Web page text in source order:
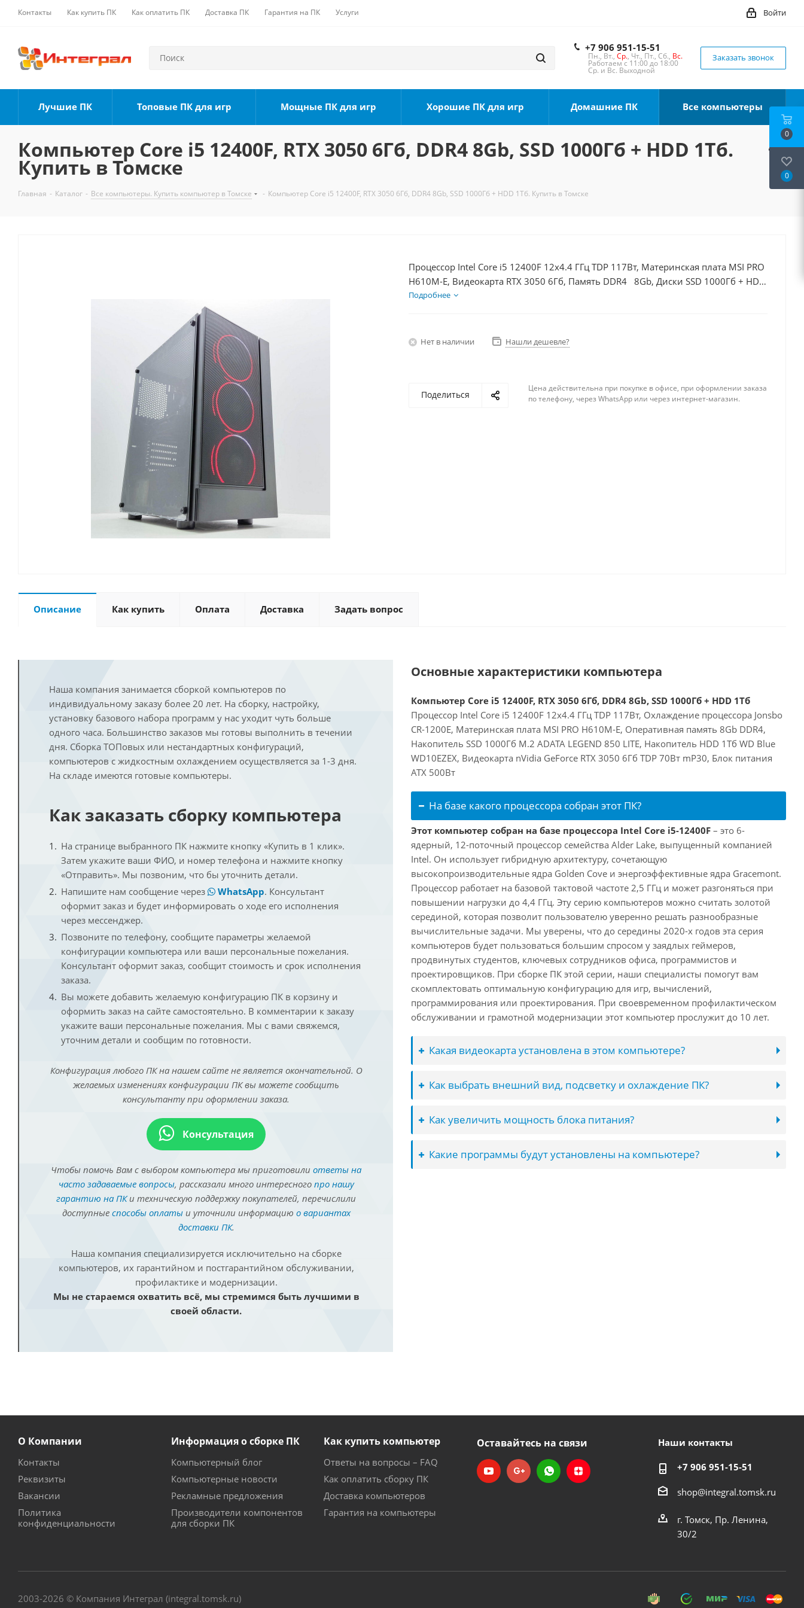
Контакты Как купить ПК Как оплатить ПК Доставка ПК Гарантия на ПК Услуги Войти
+7 906 951-15-51
Пн., Вт., Ср., Чт., Пт., Сб., Вс.
Работаем с 11:00 до 18:00
Ср. и Вс. Выходной
Заказать звонок
Лучшие ПК Топовые ПК для игр Мощные ПК для игр Хорошие ПК для игр Домашние ПК Все компьютеры
Компьютер Core i5 12400F, RTX 3050 6Гб, DDR4 8Gb, SSD 1000Гб + HDD 1Тб.
Купить в Томске
Главная - Каталог - Все компьютеры. Купить компьютер в Томске - Компьютер Core i5 12400F, RTX 3050 6Гб, DDR4 8Gb, SSD 1000Гб + HDD 1Тб. Купить в Томске
Процессор Intel Core i5 12400F 12x4.4 ГГц TDP 117Вт, Материнская плата MSI PRO
H610M-E, Видеокарта RTX 3050 6Гб, Память DDR4 8Gb, Диски SSD 1000Гб + HDD
1Тб, БП 500Вт
Подробнее
Нет в наличии Нашли дешевле?
Поделиться
Цена действительна при покупке в офисе, при оформлении заказа
по телефону, через WhatsApp или через интернет-магазин.
Описание Как купить Оплата Доставка Задать вопрос
Наша компания занимается сборкой компьютеров по
индивидуальному заказу более 20 лет. На сборку, настройку,
установку базового набора программ у нас уходит чуть больше
одного часа. Большинство заказов мы готовы выполнить в течении
дня. Сборка ТОПовых или нестандартных конфигураций,
компьютеров с жидкостным охлаждением осуществляется за 1-3 дня.
На складе имеются готовые компьютеры.
Как заказать сборку компьютера
На странице выбранного ПК нажмите кнопку «Купить в 1 клик».
Затем укажите ваши ФИО, и номер телефона и нажмите кнопку
«Отправить». Мы позвоним, что бы уточнить детали.
Напишите нам сообщение через
WhatsApp. Консультант
оформит заказ и будет информировать о ходе его исполнения
через мессенджер.
Позвоните по телефону, сообщите параметры желаемой
конфигурации компьютера или ваши персональные пожелания.
Консультант оформит заказ, сообщит стоимость и срок исполнения
заказа.
Вы можете добавить желаемую конфигурацию ПК в корзину и
оформить заказ на сайте самостоятельно. В комментарии к заказу
укажите ваши персональные пожелания. Мы с вами свяжемся,
уточним детали и сообщим по готовности.
Конфигурация любого ПК на нашем сайте не является окончательной. О
желаемых изменениях конфигурации ПК вы можете сообщить
консультанту при оформлении заказа.
Консультация
Чтобы помочь Вам с выбором компьютера мы приготовили ответы на
часто задаваемые вопросы, рассказали много интересного про нашу
гарантию на ПКи техническую поддержку покупателей, перечислили
доступные способы оплатыи уточнили информацию о вариантах
доставки ПК.
Наша компания специализируется исключительно на сборке
компьютеров, их гарантийном и постгарантийном обслуживании,
профилактике и модернизации.
Мы не стараемся охватить всё, мы стремимся быть лучшими в
своей области.
Основные характеристики компьютера
Компьютер Core i5 12400F, RTX 3050 6Гб, DDR4 8Gb, SSD 1000Гб + HDD 1Тб
Процессор Intel Core i5 12400F 12x4.4 ГГц TDP 117Вт, Охлаждение процессора Jonsbo
CR-1200E, Материнская плата MSI PRO H610M-E, Оперативная память 8Gb DDR4,
Накопитель SSD 1000Гб M.2 ADATA LEGEND 850 LITE, Накопитель HDD 1Тб WD Blue
WD10EZEX, Видеокарта nVidia GeForce RTX 3050 6Гб TDP 70Вт mP30, Блок питания
ATX 500Вт
На базе какого процессора собран этот ПК?
Этот компьютер собран на базе процессора Intel Core i5-12400F – это 6-
ядерный, 12-поточный процессор семейства Alder Lake, выпущенный компанией
Intel. Он использует гибридную архитектуру, сочетающую
высокопроизводительные ядра Golden Cove и энергоэффективные ядра Gracemont.
Процессор работает на базовой тактовой частоте 2,5 ГГц и может разгоняться при
повышении нагрузки до 4,4 ГГц. Эту серию компьютеров можно считать золотой
серединой, которая позволит пользователю уверенно решать разнообразные
вычислительные задачи. Мы уверены, что до середины 2020-х годов эта серия
компьютеров будет пользоваться большим спросом у заядлых геймеров,
продвинутых студентов, ключевых сотрудников офиса, программистов и
проектировщиков. При сборке ПК этой серии, наши специалисты помогут вам
скомплектовать оптимальную конфигурацию для игр, вычислений,
программирования или проектирования. При своевременном профилактическом
обслуживании и грамотной модернизации этот компьютер прослужит до 10 лет.
Какая видеокарта установлена в этом компьютере?
Как выбрать внешний вид, подсветку и охлаждение ПК?
Как увеличить мощность блока питания?
Какие программы будут установлены на компьютере?
О Компании
Контакты
Реквизиты
Вакансии
Политика
конфиденциальности
Информация о сборке ПК
Компьютерный блог
Компьютерные новости
Рекламные предложения
Производители компонентов
для сборки ПК
Как купить компьютер
Ответы на вопросы – FAQ
Как оплатить сборку ПК
Доставка компьютеров
Гарантия на компьютеры
Оставайтесь на связи Наши контакты
+7 906 951-15-51
shop@integral.tomsk.ru
г. Томск, Пр. Ленина,
30/2
2003-2026 © Компания Интеграл (integral.tomsk.ru)
0
0